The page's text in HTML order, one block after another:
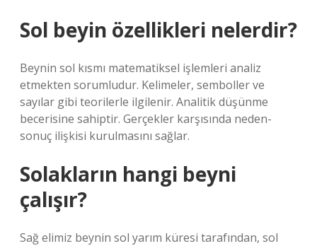
Sol beyin özellikleri nelerdir?
Beynin sol kısmı matematiksel işlemleri analiz
etmekten sorumludur. Kelimeler, semboller ve
sayılar gibi teorilerle ilgilenir. Analitik düşünme
becerisine sahiptir. Gerçekler karşısında neden-
sonuç ilişkisi kurulmasını sağlar.
Solakların hangi beyni
çalışır?
Sağ elimiz beynin sol yarım küresi tarafından, sol